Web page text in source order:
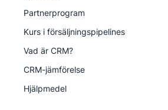
Partnerprogram
Kurs i försäljningspipelines
Vad är CRM?
CRM-jämförelse
Hjälpmedel